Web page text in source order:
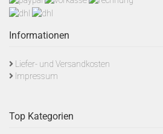
Informationen
Liefer- und Versandkosten
Impressum
Top Kategorien